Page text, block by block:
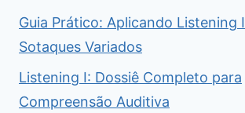
Guia Prático: Aplicando Listening
Sotaques Variados
Listening I: Dossiê Completo para
Compreensão Auditiva